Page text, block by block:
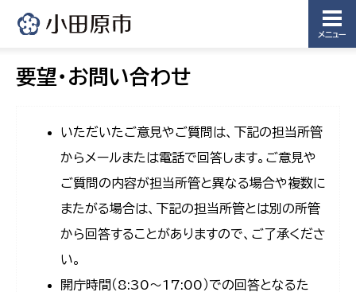
メニュー
要望・お問い合わせ
いただいたご意見やご質問は、下記の担当所管
からメールまたは電話で回答します。ご意見や
ご質問の内容が担当所管と異なる場合や複数に
またがる場合は、下記の担当所管とは別の所管
から回答することがありますので、ご了承くださ
い。
開庁時間（8:30〜17:00）での回答となるた